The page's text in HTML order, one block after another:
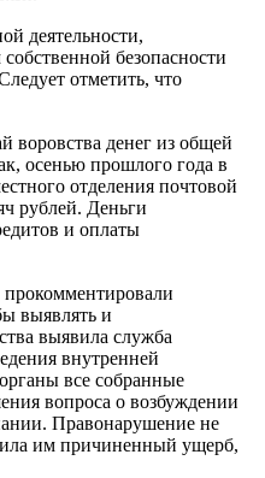
деятельности,
безопасности
отметить, что
воровства денег из общей
осенью прошлого года в
отделения почтовой
рублей. Деньги
и оплаты
выявлять и
выявила служба
внутренней
все собранные
вопроса о возбуждении
Правонарушение не
им причиненный ущерб,